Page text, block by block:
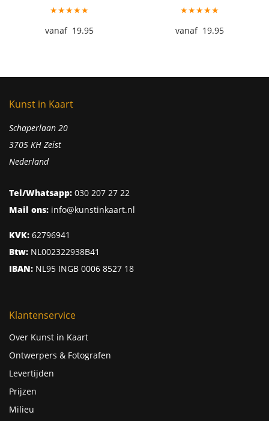
★★★★★
19.95
★★★★★
19.95
Kunst in Kaart
Schaperlaan 20
3705 KH Zeist
Nederland
Tel/Whatsapp: 030 207 27 22
Mail ons: info@kunstinkaart.nl
KVK: 62796941
Btw: NL002322938B41
IBAN: NL95 INGB 0006 8527 18
Klantenservice
Over Kunst in Kaart
Ontwerpers & Fotografen
Levertijden
Prijzen
Milieu